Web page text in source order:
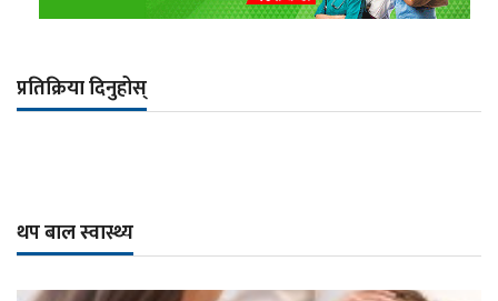
प्रतिक्रिया दिनुहोस्
थप बाल स्वास्थ्य